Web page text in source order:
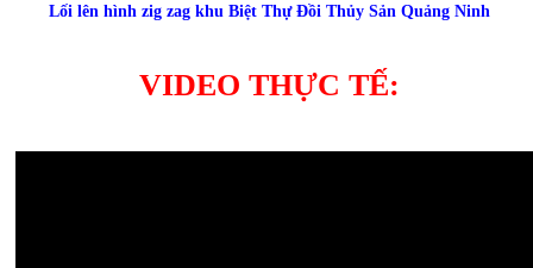
Lối lên hình zig zag khu Biệt Thự Đồi Thủy Sản Quảng Ninh
VIDEO THỰC TẾ: